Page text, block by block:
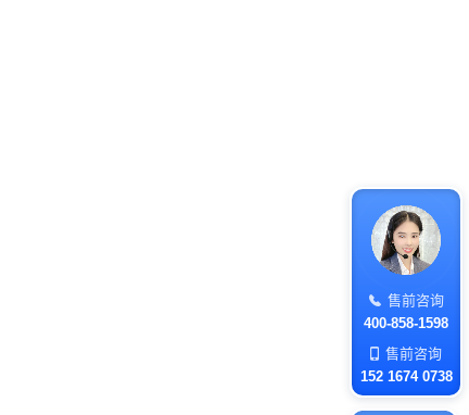
售前咨询
400-858-1598
售前咨询
152 1674 0738